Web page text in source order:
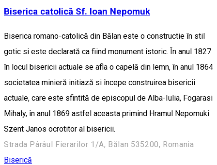
Biserica catolică Sf. Ioan Nepomuk
Biserica romano-catolică din Bălan este o constructie în stil
gotic si este declarată ca fiind monument istoric. În anul 1827
în locul bisericii actuale se afla o capelă din lemn, în anul 1864
societatea minieră initiază si începe construirea bisericii
actuale, care este sfintită de episcopul de Alba-Iulia, Fogarasi
Mihaly, în anul 1869 astfel aceasta primind Hramul Nepomuki
Szent Janos ocrotitor al bisericii.
Strada Pârâul Fierarilor 1/A, Bălan 535200, Romania
Biserică